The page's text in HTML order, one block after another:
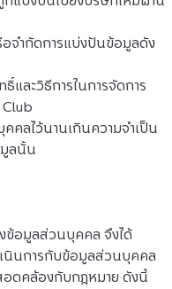
จำกัดการแบ่งปันข้อมูลดัง
และวิธีการในการจัดการ
คลไว้นานเกินความจำเป็น
ลนั้น
ข้อมูลส่วนบุคคล จึงได้
นินการกับข้อมูลส่วนบุคคล
อดคล้องกับกฎหมาย ดังนี้